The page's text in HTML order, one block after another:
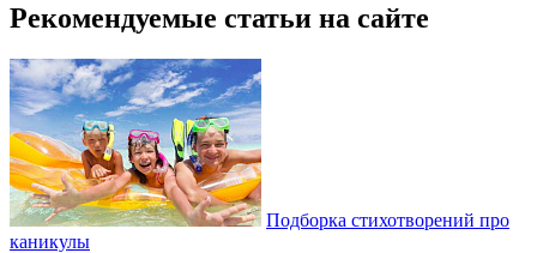
Рекомендуемые статьи на сайте
Подборка стихотворений про
каникулы